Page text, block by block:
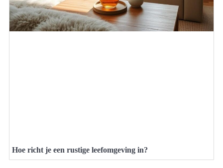
Hoe richt je een rustige leefomgeving in?